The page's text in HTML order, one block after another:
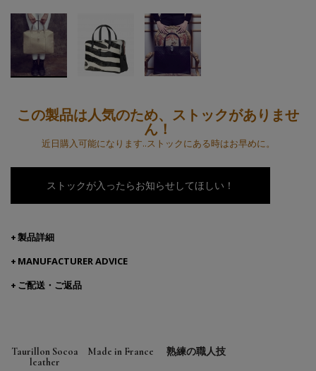
この製品は人気のため、ストックがありませ
ん！
近日購入可能になります..ストックにある時はお早めに。
ストックが入ったらお知らせしてほしい！
製品詳細
MANUFACTURER ADVICE
ご配送・ご返品
Taurillon Socoa
leather
Made in France 熟練の職人技